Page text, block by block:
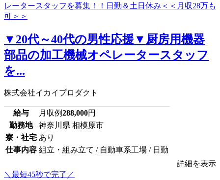
▼20代～40代の男性応援▼厨房用機器
部品の加工機械オペレータースタッフ
を...
株式会社イカイプロダクト
給与 月収例288,000円
勤務地
神奈川県 相模原市
寮・社宅 あり
仕事内容 組立・組み立て / 自動車系工場 / 日勤
詳細を表示
＼最短45秒で完了／